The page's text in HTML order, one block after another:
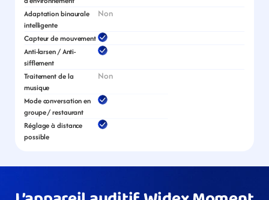
Adaptation binaurale
intelligente
Non
Capteur de mouvement
Anti-larsen / Anti-
sifflement
Traitement de la
musique
Non
Mode conversation en
groupe / restaurant
Réglage à distance
possible